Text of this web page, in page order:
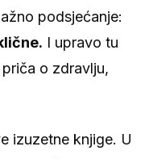
podsjećanje:
I upravo tu
o zdravlju,
izuzetne knjige. U